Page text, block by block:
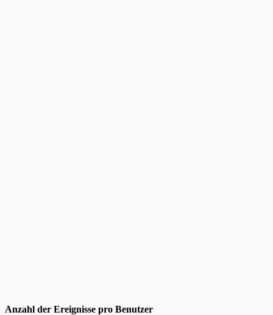
Anzahl der Ereignisse pro Benutzer